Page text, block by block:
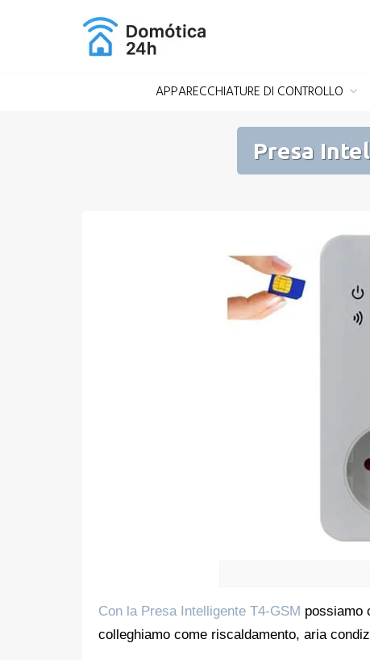
APPARECCHIATURE DI CONTROLLO
Presa
Con la Presa Intelligente T4-GSM possiamo
colleghiamo come riscaldamento, aria